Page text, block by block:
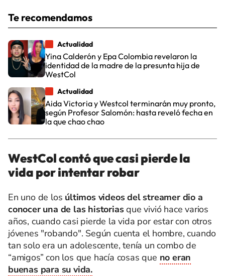
Te recomendamos
Actualidad
Yina Calderón y Epa Colombia revelaron la
identidad de la madre de la presunta hija de
WestCol
Actualidad
Aida Victoria y Westcol terminarán muy pronto,
según Profesor Salomón: hasta reveló fecha en
la que chao chao
WestCol contó que casi pierde la
vida por intentar robar
En uno de los últimos videos del streamer dio a
conocer una de las historiasque vivió hace varios
años, cuando casi pierde la vida por estar con otros
jóvenes "robando". Según cuenta el hombre, cuando
tan solo era un adolescente, tenía un combo de
“amigos” con los que hacía cosas que no eran
buenas para su vida.